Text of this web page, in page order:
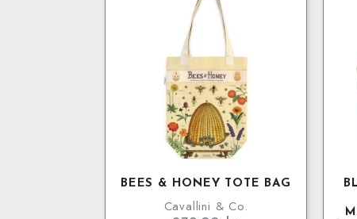
BEES & HONEY TOTE BAG
Cavallini & Co.